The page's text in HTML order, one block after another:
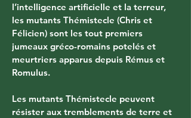
l’intelligence artificielle et la terreur,
les mutants Thémistecle (Chris et
Félicien) sont les tout premiers
jumeaux gréco-romains potelés et
meurtriers apparus depuis Rémus et
Romulus.
Les mutants Thémistecle peuvent
résister aux tremblements de terre et